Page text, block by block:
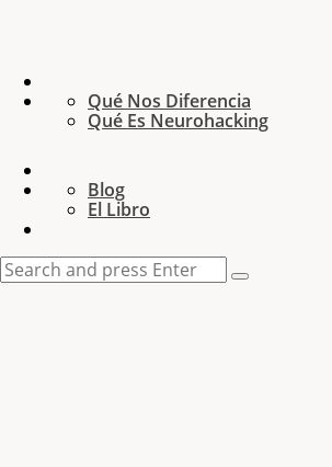
Qué Nos Diferencia
Qué Es Neurohacking
Blog
El Libro